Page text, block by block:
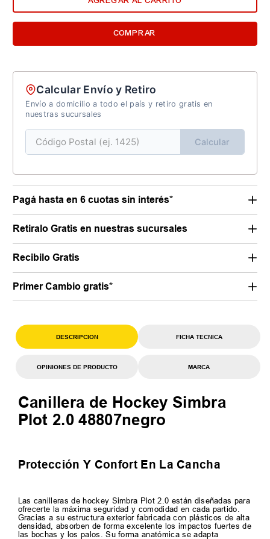
COMPRAR
Calcular Envío y Retiro
Envío a domicilio a todo el país y retiro gratis en
nuestras sucursales
Calcular
Pagá hasta en 6 cuotas sin interés*
Retiralo Gratis en nuestras sucursales
Recibilo Gratis
Primer Cambio gratis*
DESCRIPCION FICHA TECNICA
OPINIONES DE PRODUCTO MARCA
Canillera de Hockey Simbra
Plot 2.0 48807negro
Protección Y Confort En La Cancha
Las canilleras de hockey Simbra Plot 2.0 están diseñadas para
ofrecerte la máxima seguridad y comodidad en cada partido.
Gracias a su estructura exterior fabricada con plásticos de alta
densidad, absorben de forma excelente los impactos fuertes de
las bochas y los palos. Su forma anatómica se adapta